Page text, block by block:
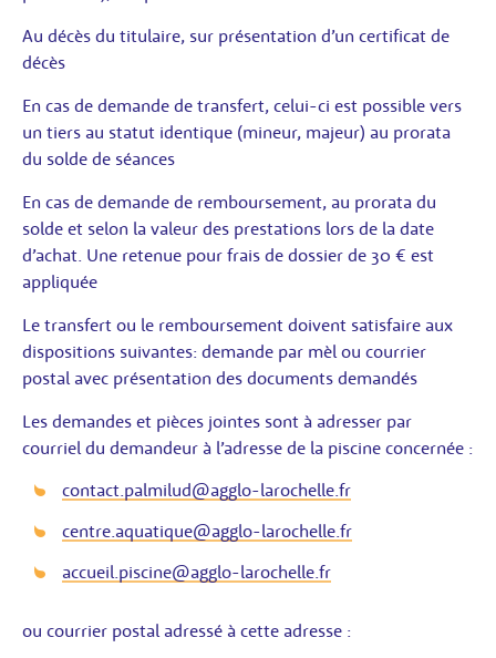
Au décès du titulaire, sur présentation d’un certificat de
décès
En cas de demande de transfert, celui-ci est possible vers
un tiers au statut identique (mineur, majeur) au prorata
du solde de séances
En cas de demande de remboursement, au prorata du
solde et selon la valeur des prestations lors de la date
d’achat. Une retenue pour frais de dossier de 30 € est
appliquée
Le transfert ou le remboursement doivent satisfaire aux
dispositions suivantes: demande par mèl ou courrier
postal avec présentation des documents demandés
Les demandes et pièces jointes sont à adresser par
courriel du demandeur à l’adresse de la piscine concernée :
contact.palmilud@agglo-larochelle.fr
centre.aquatique@agglo-larochelle.fr
accueil.piscine@agglo-larochelle.fr
ou courrier postal adressé à cette adresse :